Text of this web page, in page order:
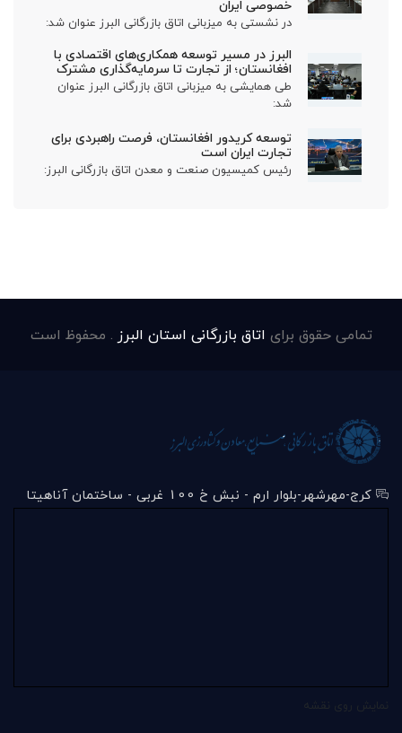
خصوصی ایران
در نشستی به میزبانی اتاق بازرگانی البرز عنوان شد:
البرز در مسیر توسعه همکاری‌های اقتصادی با
افغانستان؛ از تجارت تا سرمایه‌گذاری مشترک
طی همایشی به میزبانی اتاق بازرگانی البرز عنوان
شد:
توسعه کریدور افغانستان، فرصت راهبردی برای
تجارت ایران است
رئیس کمیسیون صنعت و معدن اتاق بازرگانی البرز:
تمامی حقوق برای اتاق بازرگانی استان البرز . محفوظ است
کرج-مهرشهر-بلوار ارم - نبش خ 100 غربی - ساختمان آناهیتا